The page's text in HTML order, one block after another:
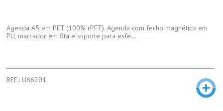
Agenda A5 em PET (100% rPET). Agenda com fecho magnético em
PU, marcador em fita e suporte para esfe...
REF.: U66201